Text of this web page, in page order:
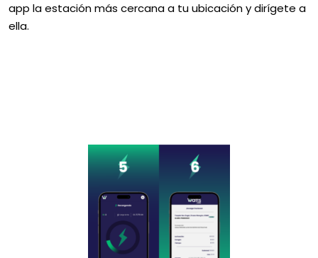
app la estación más cercana a tu ubicación y dirígete a
ella.